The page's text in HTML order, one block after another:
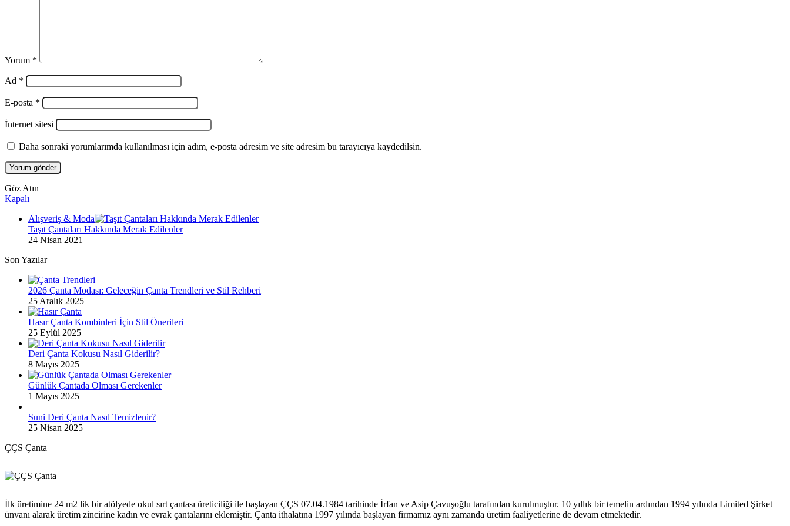
Yorum *
Ad *
E-posta *
İnternet sitesi
Daha sonraki yorumlarımda kullanılması için adım, e-posta adresim ve site adresim bu tarayıcıya kaydedilsin.
Göz Atın
Kapalı
Alışveriş & Moda
Taşıt Çantaları Hakkında Merak Edilenler
24 Nisan 2021
Son Yazılar
2026 Çanta Modası: Geleceğin Çanta Trendleri ve Stil Rehberi
25 Aralık 2025
Hasır Çanta Kombinleri İçin Stil Önerileri
25 Eylül 2025
Deri Çanta Kokusu Nasıl Giderilir?
8 Mayıs 2025
Günlük Çantada Olması Gerekenler
1 Mayıs 2025
Suni Deri Çanta Nasıl Temizlenir?
25 Nisan 2025
ÇÇS Çanta
İlk üretimine 24 m2 lik bir atölyede okul sırt çantası üreticiliği ile başlayan ÇÇS 07.04.1984 tarihinde İrfan ve Asip Çavuşoğlu tarafından kurulmuştur. 10 yıllık bir temelin ardından 1994 yılında Limited Şirket
ünvanı alarak üretim zincirine kadın ve evrak çantalarını eklemiştir. Çanta ithalatına 1997 yılında başlayan firmamız aynı zamanda üretim faaliyetlerine de devam etmektedir.